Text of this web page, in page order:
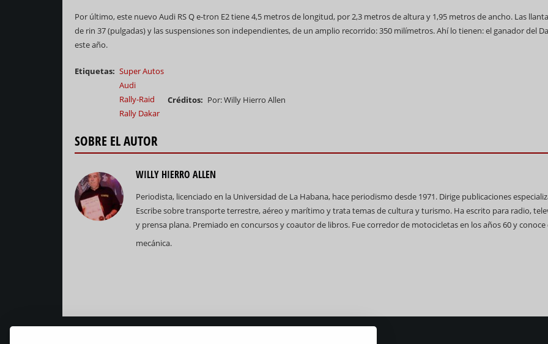
Por último, este nuevo Audi RS Q e-tron E2 tiene 4,5 metros de longitud, por 2,3 metros de altura y 1,95 metros de ancho. Las
de rin 37 (pulgadas) y las suspensiones son independientes, de un amplio recorrido: 350 milímetros. Ahí lo tienen: el ganador del
este año.
Etiquetas
Super Autos
Audi
Rally-Raid
Rally Dakar
Créditos Por: Willy Hierro Allen
SOBRE EL AUTOR
WILLY HIERRO ALLEN
Periodista, licenciado en la Universidad de La Habana, hace periodismo desde 1971. Dirige publicaciones
Escribe sobre transporte terrestre, aéreo y marítimo y trata temas de cultura y turismo. Ha escrito para radio,
y prensa plana. Premiado en concursos y coautor de libros. Fue corredor de motocicletas en los años 60 y conoce
mecánica.